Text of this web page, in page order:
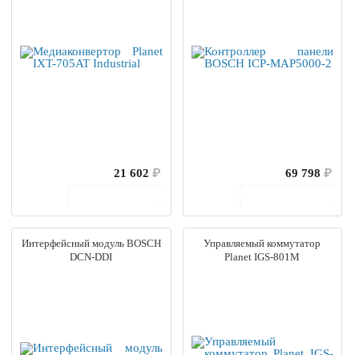
21 602₽
69 798 ₽
Интерфейсный модуль BOSCH
DCN-DDI
Управляемый коммутатор
Planet IGS-801M